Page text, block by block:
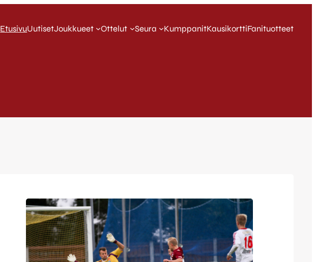
EtusivuUutisetJoukkueet Ottelut Seura KumppanitKausikorttiFanituotteet